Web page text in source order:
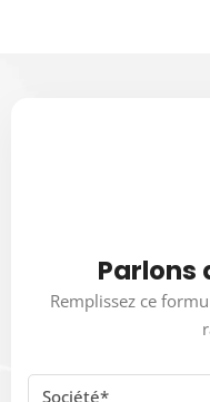
Parlons
Remplissez ce